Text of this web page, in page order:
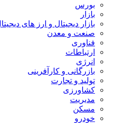
بورس
بازار
بازار دیجیتال و ارز های
صنعت و معدن
فناوری
ارتباطات
انرژی
بازرگانی و کارآفرینی
تولید و تجارت
کشاورزی
مدیریت
مسکن
خودرو